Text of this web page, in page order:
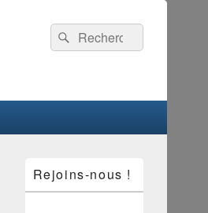
Recherche :
Rechercher
principale
de
Rejoins-nous !